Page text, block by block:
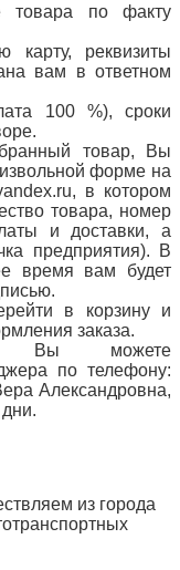
товара по факту
карту, реквизиты
вам в ответном
100 %), сроки
товар, Вы
форме на
в котором
товара, номер
и доставки, а
предприятия). В
время вам будет
в корзину и
заказа.
Вы можете
по телефону:
Александровна,
из города